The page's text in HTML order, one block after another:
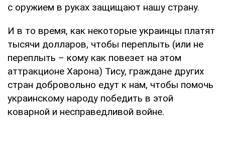
с оружием в руках защищают нашу страну.
И в то время, как некоторые украинцы платят
тысячи долларов, чтобы переплыть (или не
переплыть – кому как повезет на этом
аттракционе Харона) Тису, граждане других
стран добровольно едут к нам, чтобы помочь
украинскому народу победить в этой
коварной и несправедливой войне.